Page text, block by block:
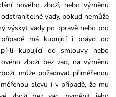
nového zboží, nebo výměnu
vady, pokud nemůže
výskyt vady po opravě nebo pro
má kupující i právo od
li kupující od smlouvy nebo
zboží bez vad, na výměnu
může požadovat přiměřenou
slevu i v případě, že mu